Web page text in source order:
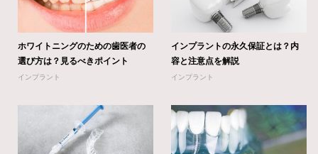
ホワイトニングのための歯医者の
選び方は？見るべきポイント
インプラント
インプラントの永久保証とは？内
容と注意点を解説
インプラント